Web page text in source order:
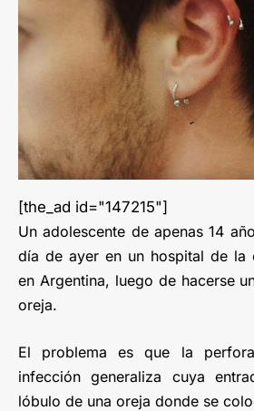
[the_ad id="147215"]
Un adolescente de apenas 14
día de ayer en un hospital de la
en Argentina, luego de hacerse
oreja.
El problema es que la
infección generaliza cuya
lóbulo de una oreja donde se